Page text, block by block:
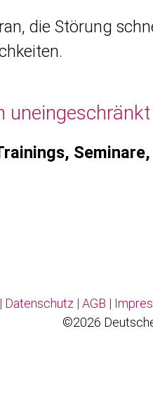
die Störung
| Datenschutz | AGB |
©2026